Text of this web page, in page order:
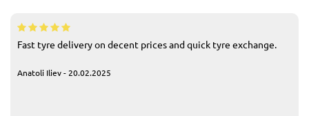
Fast tyre delivery on decent prices and quick tyre exchange.
Anatoli Iliev - 20.02.2025